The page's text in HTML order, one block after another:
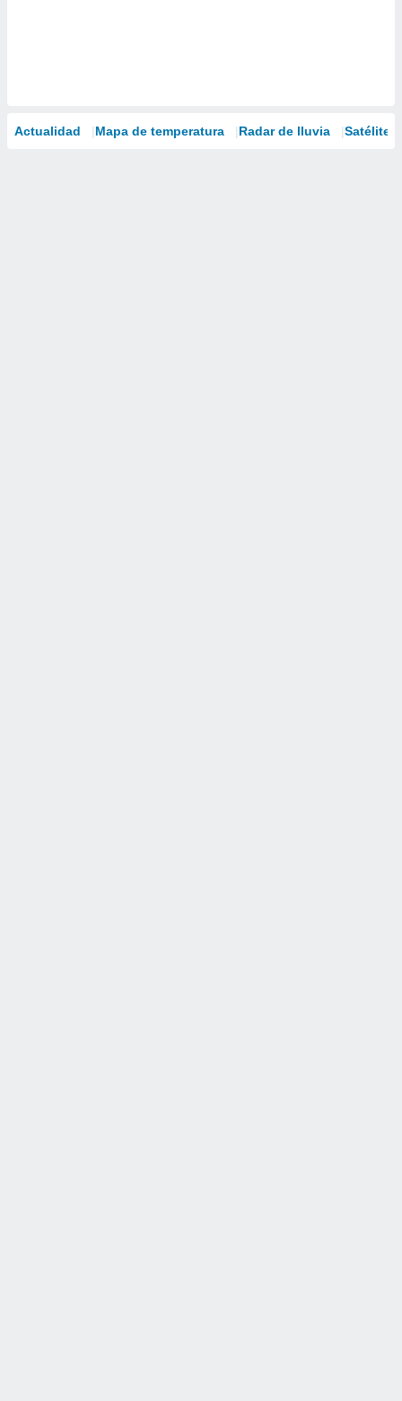
Actualidad Mapa de temperatura Radar de lluvia Satélites